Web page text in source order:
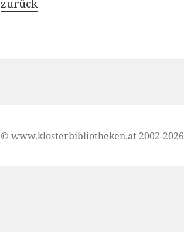
zurück
© www.klosterbibliotheken.at 2002-2026